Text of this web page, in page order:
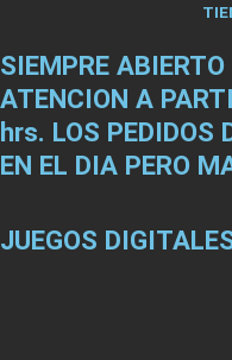
SIEMPRE
ATENCION A
hrs. LOS PEDIDOS
EN EL DIA PERO
JUEGOS